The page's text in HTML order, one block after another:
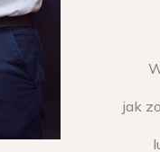
jak